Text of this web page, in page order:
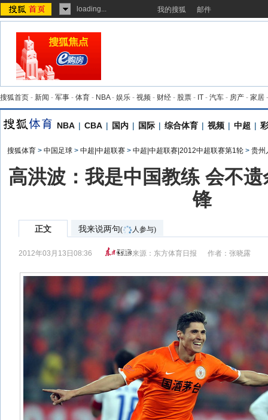
loading... 我的搜狐 邮件
搜狐首页 - 新闻 - 军事 - 体育 - NBA- 娱乐 - 视频 - 财经 - 股票 - IT - 汽车 - 房产 - 家居
NBA | CBA | 国内 | 国际 | 综合体育 | 视频 | 中超 |
搜狐体育 > 中国足球 > 中超|中超联赛 > 中超|中超联赛|2012中超联赛第1轮 > 贵州
高洪波：我是中国教练 会不
锋
正文 我来说两句( 人参与)
2012年03月13日08:36 来源： 东方体育日报 作者：张晓露